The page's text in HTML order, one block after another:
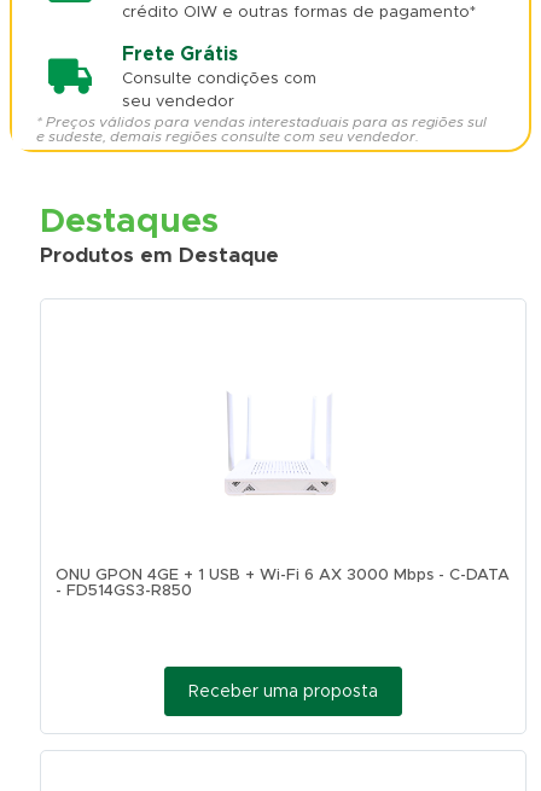
crédito OIW e outras formas de pagamento*
Frete Grátis
Consulte condições com
seu vendedor
* Preços válidos para vendas interestaduais para as regiões sul
e sudeste, demais regiões consulte com seu vendedor.
Destaques
Produtos em Destaque
ONU GPON 4GE + 1 USB + Wi-Fi 6 AX 3000 Mbps - C-DATA
- FD514GS3-R850
Receber uma proposta